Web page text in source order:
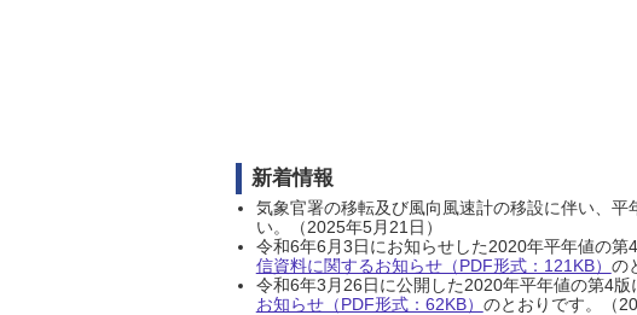
新着情報
気象官署の移転及び風向風速計の移設に伴い、
い。（2025年5月21日）
令和6年6月3日にお知らせした2020年平年値の
信資料に関するお知らせ（PDF形式：121KB） の
令和6年3月26日に公開した2020年平年値の第4
お知らせ（PDF形式：62KB） のとおりです。（